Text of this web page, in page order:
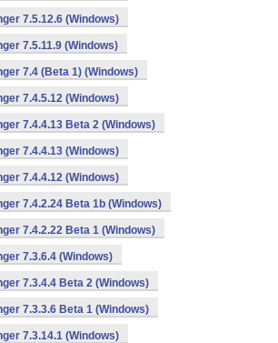
7.5.12.6 (Windows)
7.5.11.9 (Windows)
7.4 (Beta 1) (Windows)
7.4.5.12 (Windows)
7.4.4.13 Beta 2 (Windows)
7.4.4.13 (Windows)
7.4.4.12 (Windows)
7.4.2.24 Beta 1b (Windows)
7.4.2.22 Beta 1 (Windows)
7.3.6.4 (Windows)
7.3.4.4 Beta 2 (Windows)
7.3.3.6 Beta 1 (Windows)
7.3.14.1 (Windows)